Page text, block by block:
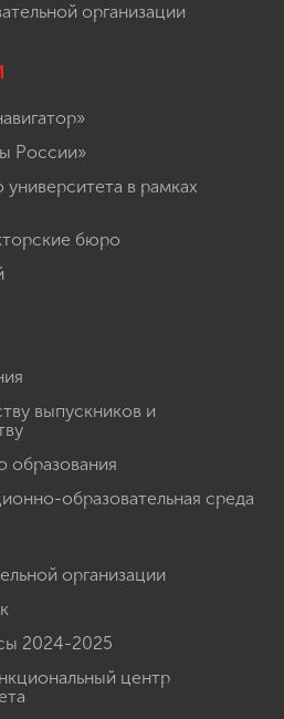
организации
России»
в рамках
бюро
выпускников и
образования
образовательная среда
организации
2024-2025
центр